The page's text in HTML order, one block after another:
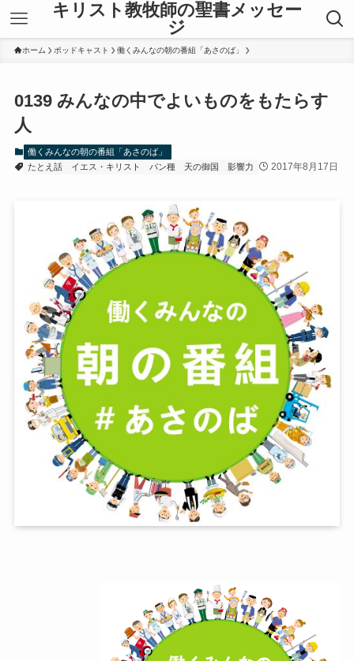
キリスト教牧師の聖書メッセー
ジ
ホーム ポッドキャスト 働くみんなの朝の番組「あさのば」
0139 みんなの中でよいものをもたらす
人
働くみんなの朝の番組「あさのば」
たとえ話
イエス・キリスト パン種 天の御国 影響力 2017年8月17日